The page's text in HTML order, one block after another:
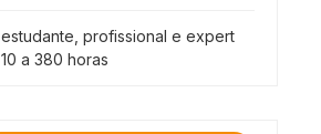
estudante, profissional e expert
10 a 380 horas